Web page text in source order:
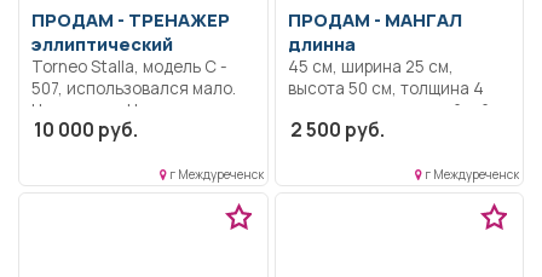
ПРОДАМ - ТРЕНАЖЕР
эллиптический
Torneo Stalla, модель С -
507, использовался мало.
Не скрипит. Не имеет
следов длительного
10 000 руб.
г Междуреченск
ПРОДАМ - МАНГАЛ
длинна
45 см, ширина 25 см,
высота 50 см, толщина 4
краской
2 500 руб.
г Междуреченск